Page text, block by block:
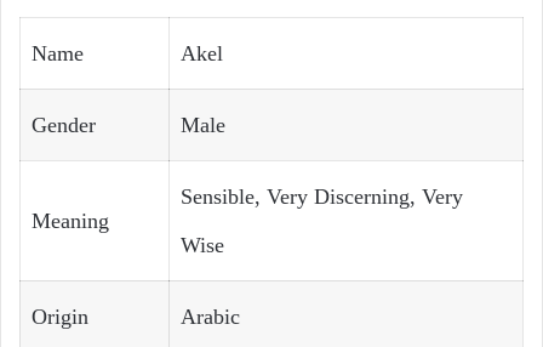
Name Akel
Gender Male
Meaning
Sensible, Very Discerning, Very
Wise
Origin Arabic